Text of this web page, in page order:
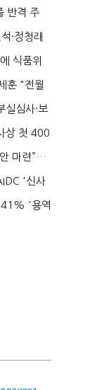
반격 주
·정청래
식품위
훈 "전월
실심사·보
상 첫 400
마련”…
'신사
41% '용역